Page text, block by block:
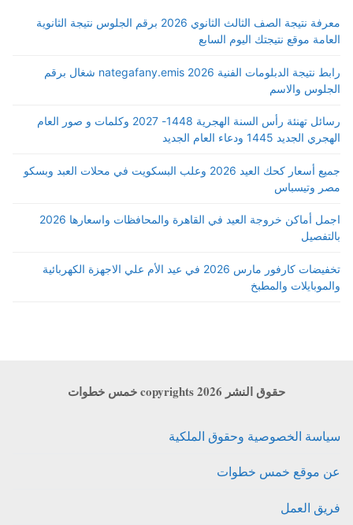
معرفة نتيجة الصف الثالث الثانوي 2026 برقم الجلوس نتيجة الثانوية
العامة موقع نتيجتك اليوم السابع
رابط نتيجة الدبلومات الفنية 2026 nategafany.emis شغال برقم
الجلوس والاسم
رسائل تهنئة رأس السنة الهجرية 1448- 2027 وكلمات و صور العام
الهجري الجديد 1445 ودعاء العام الجديد
جميع أسعار كحك العيد 2026 وعلب البسكويت في محلات العبد وبسكو
مصر وتيسباس
اجمل أماكن خروجة العيد في القاهرة والمحافظات واسعارها 2026
بالتفصيل
تخفيضات كارفور مارس 2026 في عيد الأم علي الاجهزة الكهربائية
والموبايلات والمطبخ
حقوق النشر copyrights 2026 خمس خطوات
سياسة الخصوصية وحقوق الملكية
عن موقع خمس خطوات
فريق العمل